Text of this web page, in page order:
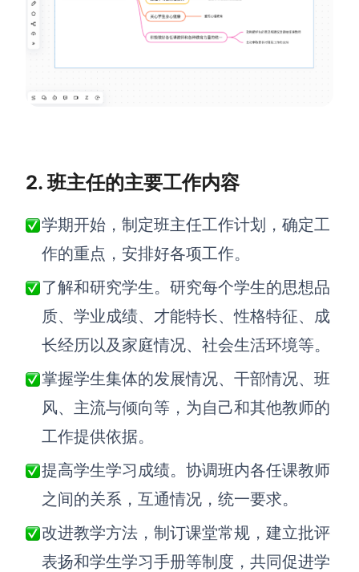
AI生成Smart分析
AI生成竞品分析
AI生成安索夫矩阵
AI生成Grow模型
AI生成AARRR模型
智能创作
模板社区
企业服务
管理功能定制 · 专业部署方案
客户案例
用boardmix提升团队协作效率
企业版申请试用
2. 班主任的主要工作内容
学期开始，制定班主任工作计划，确定工
作的重点，安排好各项工作。
了解和研究学生。研究每个学生的思想品
质、学业成绩、才能特长、性格特征、成
长经历以及家庭情况、社会生活环境等。
掌握学生集体的发展情况、干部情况、班
风、主流与倾向等，为自己和其他教师的
工作提供依据。
提高学生学习成绩。协调班内各任课教师
之间的关系，互通情况，统一要求。
改进教学方法，制订课堂常规，建立批评
表扬和学生学习手册等制度，共同促进学